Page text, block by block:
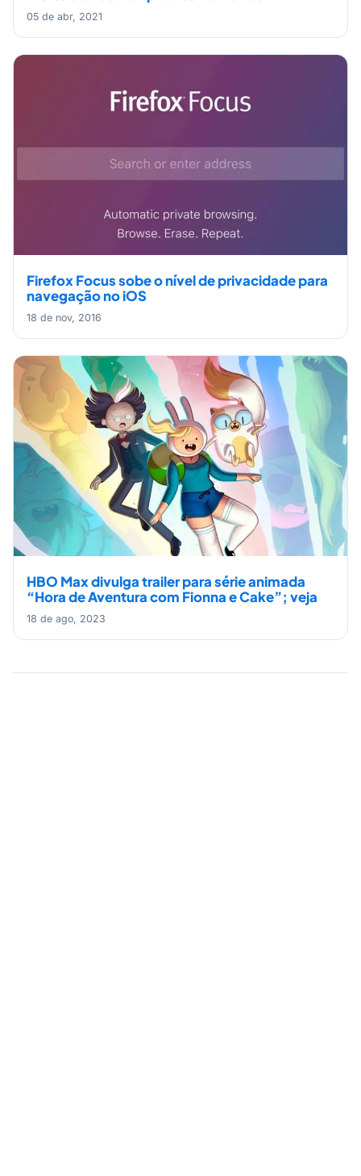
05 de abr, 2021
Firefox Focus sobe o nível de privacidade para
navegação no iOS
18 de nov, 2016
HBO Max divulga trailer para série animada
“Hora de Aventura com Fionna e Cake”; veja
18 de ago, 2023